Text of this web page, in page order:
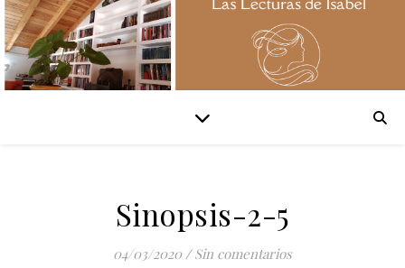
Sinopsis-2-5
04/03/2020 / Sin comentarios